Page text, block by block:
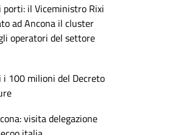
porti: il Viceministro Rixi
ad Ancona il cluster
operatori del settore
100 milioni del Decreto
visita delegazione